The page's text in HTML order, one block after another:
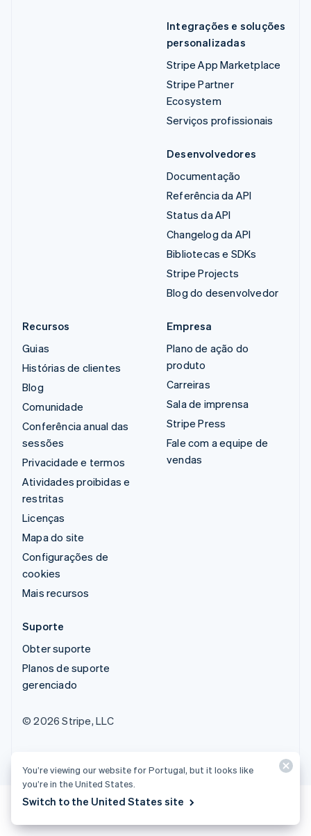
Integrações e soluções
personalizadas
Stripe App Marketplace
Stripe Partner
Ecosystem
Serviços profissionais
Desenvolvedores
Documentação
Referência da API
Status da API
Changelog da API
Bibliotecas e SDKs
Stripe Projects
Blog do desenvolvedor
Recursos
Guias
Histórias de clientes
Blog
Comunidade
Conferência anual das
sessões
Privacidade e termos
Atividades proibidas e
restritas
Licenças
Mapa do site
Configurações de
cookies
Mais recursos
Empresa
Plano de ação do
produto
Carreiras
Sala de imprensa
Stripe Press
Fale com a equipe de
vendas
Suporte
Obter suporte
Planos de suporte
gerenciado
© 2026 Stripe, LLC
You’re viewing our website for Portugal, but it looks like
you’re in the United States.
Switch to the United States site